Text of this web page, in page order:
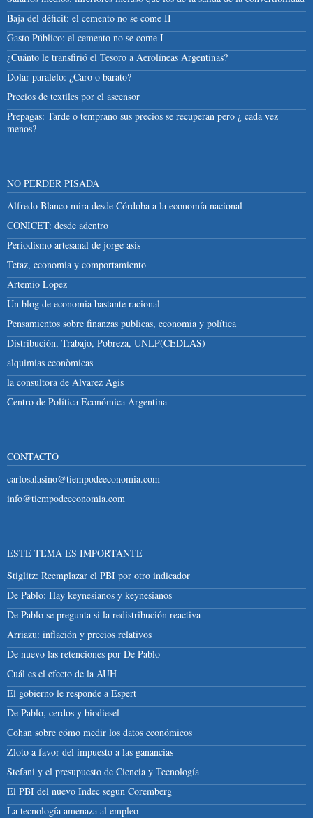
Baja del déficit: el cemento no se come II
Gasto Público: el cemento no se come I
¿Cuánto le transfirió el Tesoro a Aerolíneas Argentinas?
Dolar paralelo: ¿Caro o barato?
Precios de textiles por el ascensor
Prepagas: Tarde o temprano sus precios se recuperan pero ¿ cada vez
menos?
NO PERDER PISADA
Alfredo Blanco mira desde Córdoba a la economía nacional
CONICET: desde adentro
Periodismo artesanal de jorge asis
Tetaz, economia y comportamiento
Artemio Lopez
Un blog de economia bastante racional
Pensamientos sobre finanzas publicas, economia y política
Distribución, Trabajo, Pobreza, UNLP(CEDLAS)
alquimias econòmicas
la consultora de Alvarez Agis
Centro de Política Económica Argentina
CONTACTO
carlosalasino@tiempodeeconomia.com
info@tiempodeeconomia.com
ESTE TEMA ES IMPORTANTE
Stiglitz: Reemplazar el PBI por otro indicador
De Pablo: Hay keynesianos y keynesianos
De Pablo se pregunta si la redistribución reactiva
Arriazu: inflación y precios relativos
De nuevo las retenciones por De Pablo
Cuál es el efecto de la AUH
El gobierno le responde a Espert
De Pablo, cerdos y biodiesel
Cohan sobre cómo medir los datos económicos
Zloto a favor del impuesto a las ganancias
Stefani y el presupuesto de Ciencia y Tecnología
El PBI del nuevo Indec segun Coremberg
La tecnología amenaza al empleo